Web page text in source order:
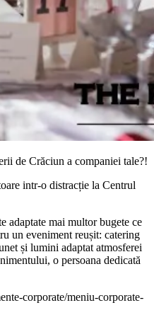
de Crăciun a companiei tale?!
intr-o distracție la Centrul
adaptate mai multor bugete ce
un eveniment reușit: catering
și lumini adaptat atmosferei
o persoana dedicată
corporate/meniu-corporate-